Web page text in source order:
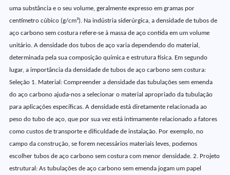
uma substância e o seu volume, geralmente expresso em gramas por
centímetro cúbico (g/cm³). Na indústria siderúrgica, a densidade de tubos de
aço carbono sem costura refere-se à massa de aço contida em um volume
unitário. A densidade dos tubos de aço varia dependendo do material,
determinada pela sua composição química e estrutura física. Em segundo
lugar, a importância da densidade de tubos de aço carbono sem costura:
Seleção 1. Material: Compreender a densidade das tubulações sem emenda
do aço carbono ajuda-nos a selecionar o material apropriado da tubulação
para aplicações específicas. A densidade está diretamente relacionada ao
peso do tubo de aço, que por sua vez está intimamente relacionado a fatores
como custos de transporte e dificuldade de instalação. Por exemplo, no
campo da construção, se forem necessários materiais leves, podemos
escolher tubos de aço carbono sem costura com menor densidade. 2. Projeto
estrutural: As tubulações de aço carbono sem emenda jogam um papel